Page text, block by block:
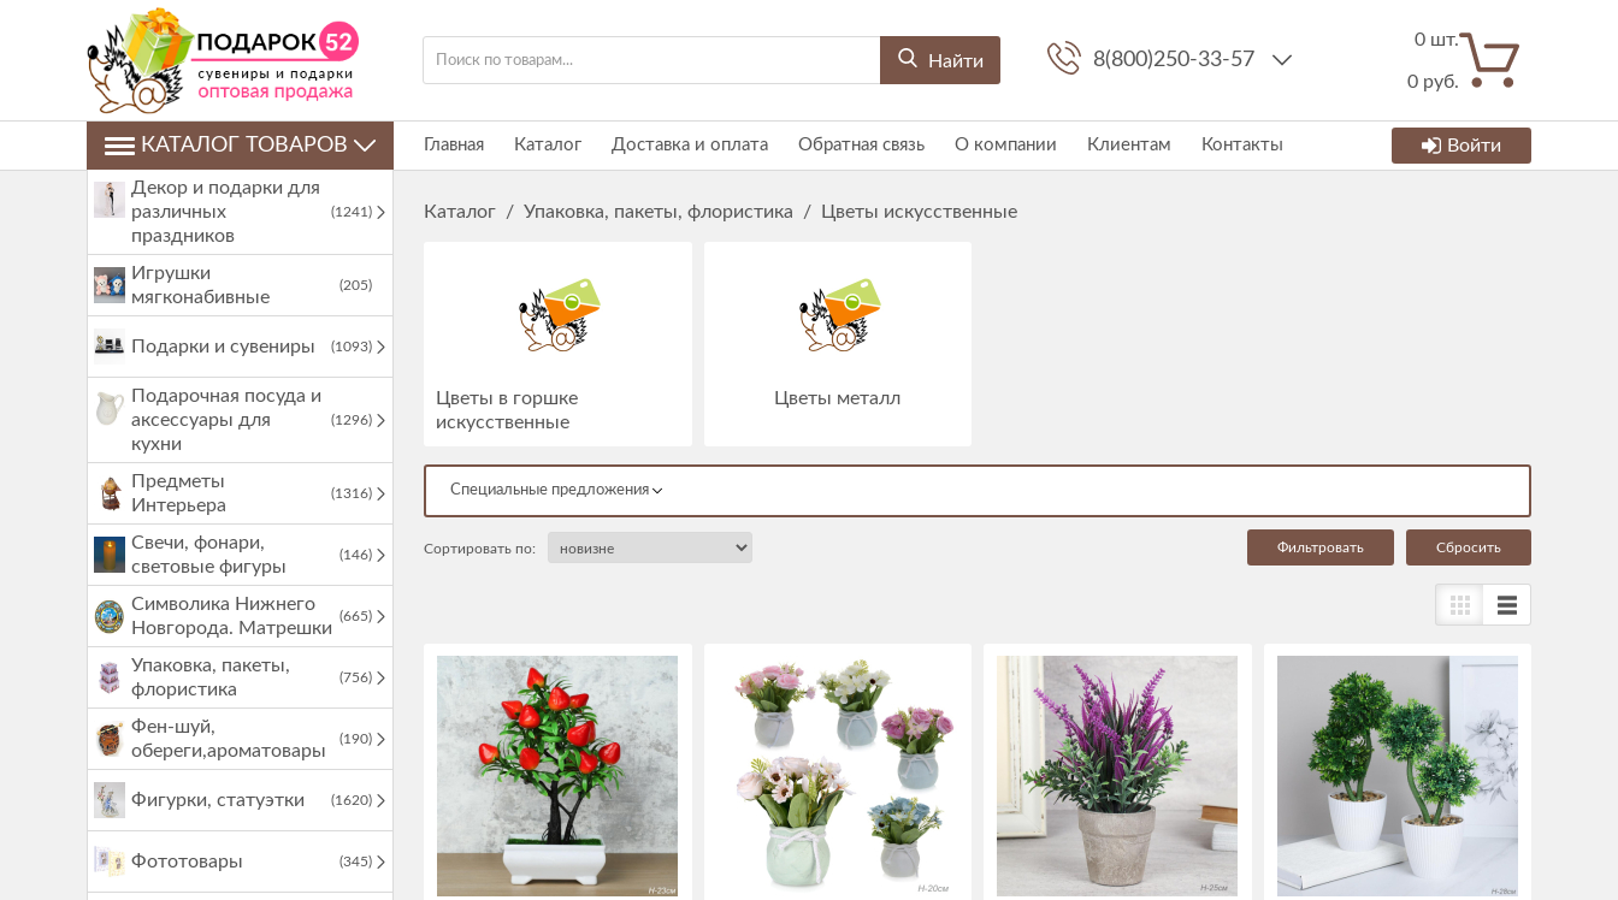
Найти 8(800)250-33-57
0 шт.
0 руб.
КАТАЛОГ ТОВАРОВ
Декор и подарки для
различных
праздников
(1241)
Игрушки
мягконабивные
(205)
Подарки и сувениры (1093)
Подарочная посуда и
аксессуары для
кухни
(1296)
Предметы
Интерьера
(1316)
Свечи, фонари,
световые фигуры
(146)
Символика Нижнего
Новгорода. Матрешки
(665)
Упаковка, пакеты,
флористика
(756)
Фен-шуй,
обереги,ароматовары
(190)
Фигурки, статуэтки (1620)
Фототовары (345)
Главная Каталог Доставка и оплата Обратная связь О компании Клиентам Контакты Войти
Каталог / Упаковка, пакеты, флористика / Цветы искусственные
Цветы в горшке
искусственные
Цветы металл
Сортировать по:
Специальные предложения
Cбросить